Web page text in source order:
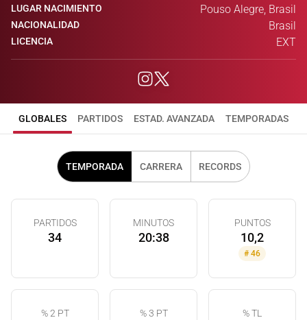
LUGAR NACIMIENTO Pouso Alegre, Brasil
NACIONALIDAD Brasil
LICENCIA EXT
GLOBALES PARTIDOS ESTAD. AVANZADA TEMPORADAS
TEMPORADA CARRERA RECORDS
PARTIDOS
34
MINUTOS
20:38
PUNTOS
10,2
# 46
% 2 PT % 3 PT % TL